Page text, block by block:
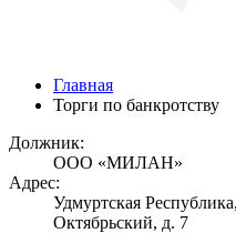
Главная
Торги по банкротству
Должник:
ООО «МИЛАН»
Адрес:
Удмуртская
Октябрьский, д. 7